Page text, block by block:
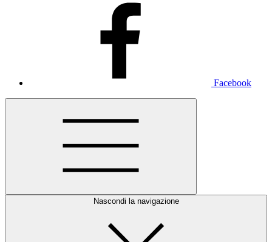
Facebook
Nascondi la navigazione